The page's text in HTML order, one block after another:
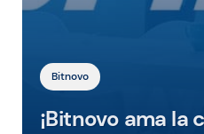
Bitnovo
¡Bitnovo ama